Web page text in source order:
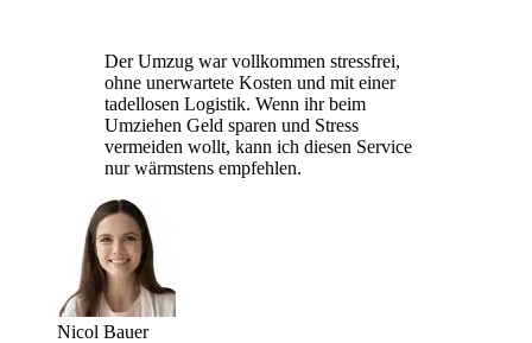
Der Umzug war vollkommen stressfrei,
ohne unerwartete Kosten und mit einer
tadellosen Logistik. Wenn ihr beim
Umziehen Geld sparen und Stress
vermeiden wollt, kann ich diesen Service
nur wärmstens empfehlen.
Nicol Bauer